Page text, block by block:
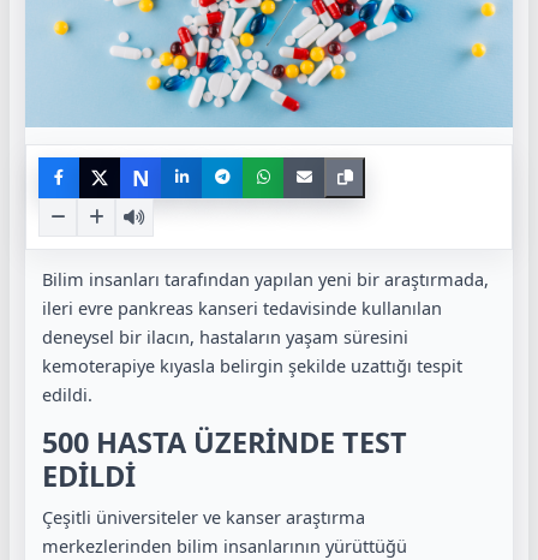
N
Bilim insanları tarafından yapılan yeni bir araştırmada,
ileri evre pankreas kanseri tedavisinde kullanılan
deneysel bir ilacın, hastaların yaşam süresini
kemoterapiye kıyasla belirgin şekilde uzattığı tespit
edildi.
500 HASTA ÜZERİNDE TEST
EDİLDİ
Çeşitli üniversiteler ve kanser araştırma
merkezlerinden bilim insanlarının yürüttüğü